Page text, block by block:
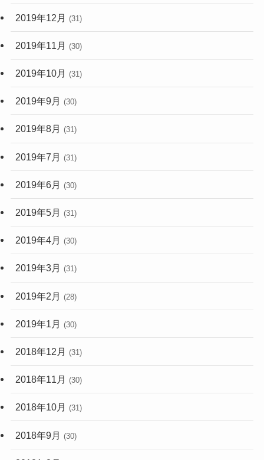
2019年12月 (31)
2019年11月 (30)
2019年10月 (31)
2019年9月 (30)
2019年8月 (31)
2019年7月 (31)
2019年6月 (30)
2019年5月 (31)
2019年4月 (30)
2019年3月 (31)
2019年2月 (28)
2019年1月 (30)
2018年12月 (31)
2018年11月 (30)
2018年10月 (31)
2018年9月 (30)